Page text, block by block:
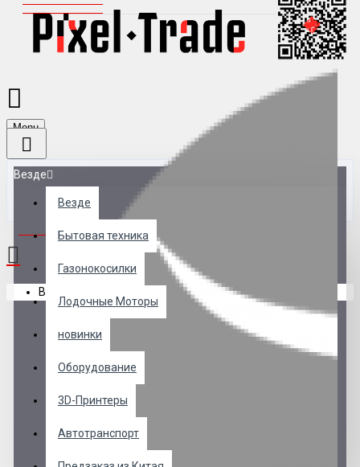
Menu
Везде
Везде
Бытовая техника
Газонокосилки
Лодочные Моторы
новинки
Оборудование
3D-Принтеры
Автотранспорт
0 товар(ов) - 0 р.
В корзине пусто!